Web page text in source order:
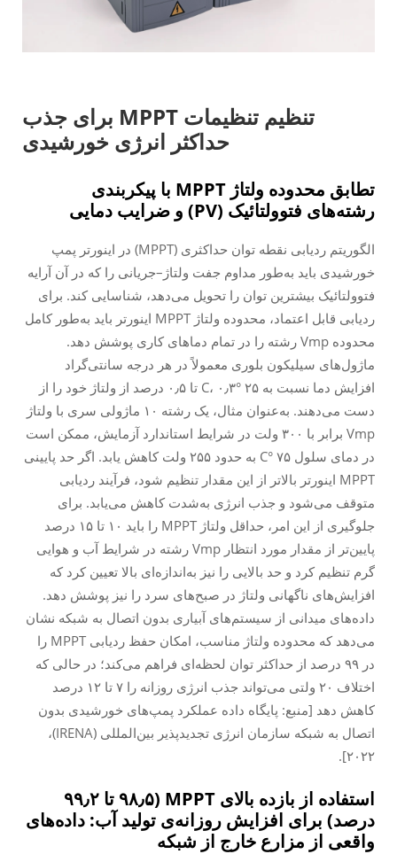
تنظیم تنظیمات MPPT برای جذب
حداکثر انرژی خورشیدی
تطابق محدوده ولتاژ MPPT با پیکربندی
رشته‌های فتوولتائیک (PV) و ضرایب دمایی
الگوریتم ردیابی نقطه توان حداکثری (MPPT) در اینورتر پمپ
خورشیدی باید به‌طور مداوم جفت ولتاژ–جریانی را که در آن آرایه
فتوولتائیک بیشترین توان را تحویل می‌دهد، شناسایی کند. برای
ردیابی قابل اعتماد، محدوده ولتاژ MPPT اینورتر باید به‌طور کامل
محدوده Vmp رشته را در تمام دماهای کاری پوشش دهد.
ماژول‌های سیلیکون بلوری معمولاً در هر درجه سانتی‌گراد
افزایش دما نسبت به ۲۵ °C، ۰٫۳ تا ۰٫۵ درصد از ولتاژ خود را از
دست می‌دهند. به‌عنوان مثال، یک رشته ۱۰ ماژولی سری با ولتاژ
Vmp برابر با ۳۰۰ ولت در شرایط استاندارد آزمایش، ممکن است
در دمای سلول ۷۵ °C به حدود ۲۵۵ ولت کاهش یابد. اگر حد پایینی
MPPT اینورتر بالاتر از این مقدار تنظیم شود، فرآیند ردیابی
متوقف می‌شود و جذب انرژی به‌شدت کاهش می‌یابد. برای
جلوگیری از این امر، حداقل ولتاژ MPPT را باید ۱۰ تا ۱۵ درصد
پایین‌تر از مقدار مورد انتظار Vmp رشته در شرایط آب و هوایی
گرم تنظیم کرد و حد بالایی را نیز به‌اندازه‌ای بالا تعیین کرد که
افزایش‌های ناگهانی ولتاژ در صبح‌های سرد را نیز پوشش دهد.
داده‌های میدانی از سیستم‌های آبیاری بدون اتصال به شبکه نشان
می‌دهد که محدوده ولتاژ مناسب، امکان حفظ ردیابی MPPT را
در ۹۹ درصد از حداکثر توان لحظه‌ای فراهم می‌کند؛ در حالی که
اختلاف ۲۰ ولتی می‌تواند جذب انرژی روزانه را ۷ تا ۱۲ درصد
کاهش دهد [منبع: پایگاه داده عملکرد پمپ‌های خورشیدی بدون
اتصال به شبکه سازمان انرژی تجدیدپذیر بین‌المللی (IRENA)،
۲۰۲۲].
استفاده از بازده بالای MPPT (۹۸٫۵ تا ۹۹٫۲
درصد) برای افزایش روزانه‌ی تولید آب: داده‌های
واقعی از مزارع خارج از شبکه